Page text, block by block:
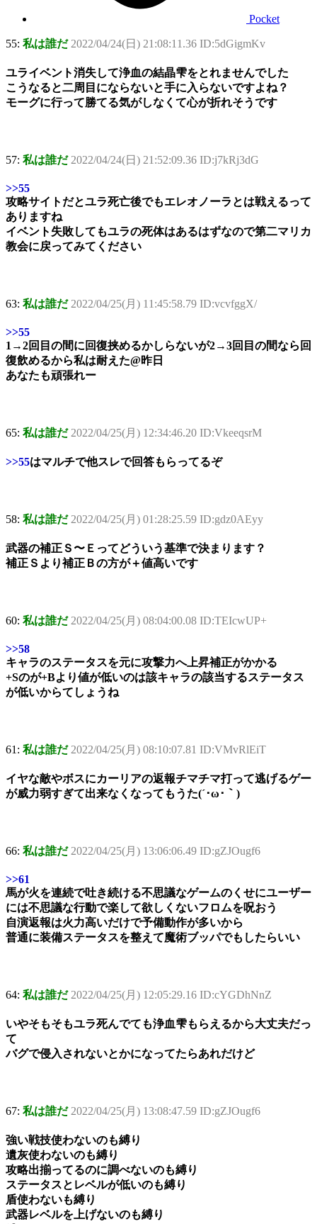
Pocket
55: 私は誰だ 2022/04/24(日) 21:08:11.36 ID:5dGigmKv
ユライベント消失して浄血の結晶雫をとれませんでした
こうなると二周目にならないと手に入らないですよね？
モーグに行って勝てる気がしなくて心が折れそうです
57: 私は誰だ 2022/04/24(日) 21:52:09.36 ID:j7kRj3dG
>>55
攻略サイトだとユラ死亡後でもエレオノーラとは戦えるって
ありますね
イベント失敗してもユラの死体はあるはずなので第二マリカ
教会に戻ってみてください
63: 私は誰だ 2022/04/25(月) 11:45:58.79 ID:vcvfggX/
>>55
1→2回目の間に回復挟めるかしらないが2→3回目の間なら回
復飲めるから私は耐えた@昨日
あなたも頑張れー
65: 私は誰だ 2022/04/25(月) 12:34:46.20 ID:VkeeqsrM
>>55はマルチで他スレで回答もらってるぞ
58: 私は誰だ 2022/04/25(月) 01:28:25.59 ID:gdz0AEyy
武器の補正Ｓ〜Ｅってどういう基準で決まります？
補正Ｓより補正Ｂの方が＋値高いです
60: 私は誰だ 2022/04/25(月) 08:04:00.08 ID:TEIcwUP+
>>58
キャラのステータスを元に攻撃力へ上昇補正がかかる
+Sのが+Bより値が低いのは該キャラの該当するステータス
が低いからてしょうね
61: 私は誰だ 2022/04/25(月) 08:10:07.81 ID:VMvRlEiT
イヤな敵やボスにカーリアの返報チマチマ打って逃げるゲー
が威力弱すぎて出来なくなってもうた(´･ω･｀)
66: 私は誰だ 2022/04/25(月) 13:06:06.49 ID:gZJOugf6
>>61
馬が火を連続で吐き続ける不思議なゲームのくせにユーザー
には不思議な行動で楽して欲しくないフロムを呪おう
自演返報は火力高いだけで予備動作が多いから
普通に装備ステータスを整えて魔術ブッパでもしたらいい
64: 私は誰だ 2022/04/25(月) 12:05:29.16 ID:cYGDhNnZ
いやそもそもユラ死んでても浄血雫もらえるから大丈夫だっ
て
バグで侵入されないとかになってたらあれだけど
67: 私は誰だ 2022/04/25(月) 13:08:47.59 ID:gZJOugf6
強い戦技使わないのも縛り
遺灰使わないのも縛り
攻略出揃ってるのに調べないのも縛り
ステータスとレベルが低いのも縛り
盾使わないも縛り
武器レベルを上げないのも縛り